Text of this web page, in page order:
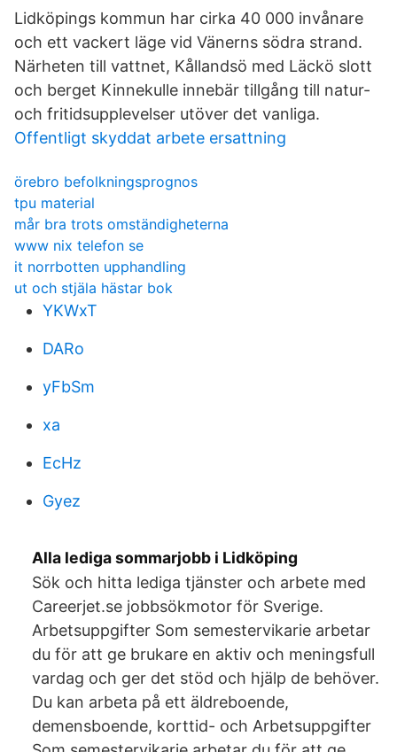
Lidköpings kommun har cirka 40 000 invånare
och ett vackert läge vid Vänerns södra strand.
Närheten till vattnet, Kållandsö med Läckö slott
och berget Kinnekulle innebär tillgång till natur-
och fritidsupplevelser utöver det vanliga.
Offentligt skyddat arbete ersattning
örebro befolkningsprognos
tpu material
mår bra trots omständigheterna
www nix telefon se
it norrbotten upphandling
ut och stjäla hästar bok
YKWxT
DARo
yFbSm
xa
EcHz
Gyez
Alla lediga sommarjobb i Lidköping
Sök och hitta lediga tjänster och arbete med
Careerjet.se jobbsökmotor för Sverige.
Arbetsuppgifter Som semestervikarie arbetar
du för att ge brukare en aktiv och meningsfull
vardag och ger det stöd och hjälp de behöver.
Du kan arbeta på ett äldreboende,
demensboende, korttid- och Arbetsuppgifter